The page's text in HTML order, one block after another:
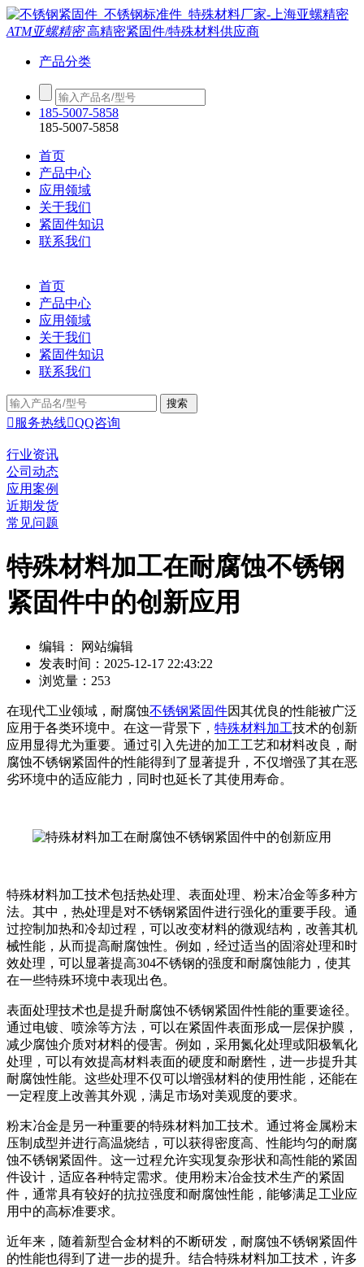
ATM亚螺精密高精密紧固件/特殊材料供应商
产品分类
185-5007-5858
185-5007-5858
首页
产品中心
应用领域
关于我们
紧固件知识
联系我们
首页
产品中心
应用领域
关于我们
紧固件知识
联系我们
 服务热线QQ咨询
行业资讯
公司动态
应用案例
近期发货
常见问题
特殊材料加工在耐腐蚀不锈钢
紧固件中的创新应用
编辑： 网站编辑
发表时间：2025-12-17 22:43:22
浏览量：253
在现代工业领域，耐腐蚀不锈钢紧固件因其优良的性能被广泛
应用于各类环境中。在这一背景下， 特殊材料加工技术的创新
应用显得尤为重要。通过引入先进的加工工艺和材料改良，耐
腐蚀不锈钢紧固件的性能得到了显著提升，不仅增强了其在恶
劣环境中的适应能力，同时也延长了其使用寿命。
特殊材料加工技术包括热处理、表面处理、粉末冶金等多种方
法。其中，热处理是对不锈钢紧固件进行强化的重要手段。通
过控制加热和冷却过程，可以改变材料的微观结构，改善其机
械性能，从而提高耐腐蚀性。例如，经过适当的固溶处理和时
效处理，可以显著提高304不锈钢的强度和耐腐蚀能力，使其
在一些特殊环境中表现出色。
表面处理技术也是提升耐腐蚀不锈钢紧固件性能的重要途径。
通过电镀、喷涂等方法，可以在紧固件表面形成一层保护膜，
减少腐蚀介质对材料的侵害。例如，采用氮化处理或阳极氧化
处理，可以有效提高材料表面的硬度和耐磨性，进一步提升其
耐腐蚀性能。这些处理不仅可以增强材料的使用性能，还能在
一定程度上改善其外观，满足市场对美观度的要求。
粉末冶金是另一种重要的特殊材料加工技术。通过将金属粉末
压制成型并进行高温烧结，可以获得密度高、性能均匀的耐腐
蚀不锈钢紧固件。这一过程允许实现复杂形状和高性能的紧固
件设计，适应各种特定需求。使用粉末冶金技术生产的紧固
件，通常具有较好的抗拉强度和耐腐蚀性能，能够满足工业应
用中的高标准要求。
近年来，随着新型合金材料的不断研发，耐腐蚀不锈钢紧固件
的性能也得到了进一步的提升。结合特殊材料加工技术，许多